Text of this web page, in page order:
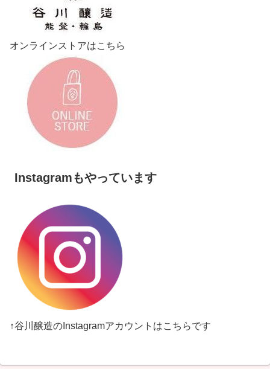
オンラインストアはこちら
Instagramもやっています
↑谷川醸造のInstagramアカウントはこちらです